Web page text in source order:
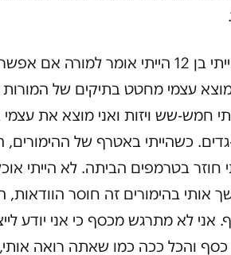
כשהייתי בן 12 הייתי אומר
מוצא עצמי מחטט בתיקים של המורות
חמש-שש ויזות ואני מוצא את עצמי
כשהייתי באטרף של ההימורים,
חוזר בטרמפים הביתה. לא הייתי
אותי בהימורים זה חוסר הוודאות,
אני לא מתרגש מכסף כי אני יודע
כסף והכל ככה כמו שאתה רואה